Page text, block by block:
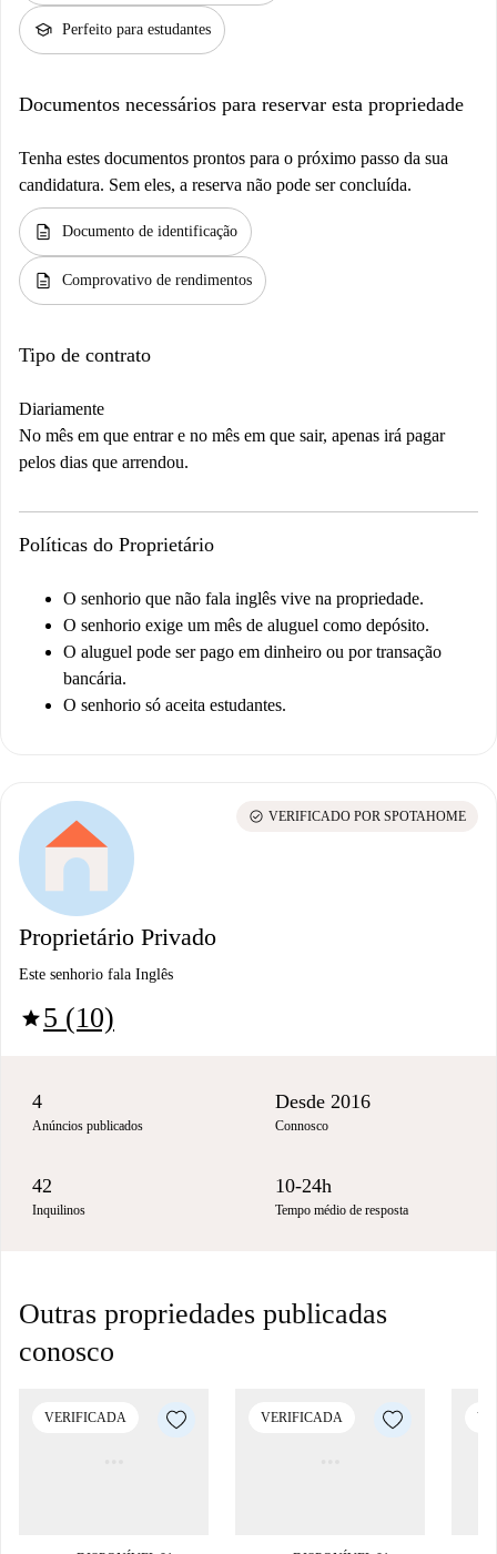
school Perfeito para estudantes
Documentos necessários para reservar esta propriedade
Tenha estes documentos prontos para o próximo passo da sua
candidatura. Sem eles, a reserva não pode ser concluída.
description Documento de identificação
description Comprovativo de rendimentos
Tipo de contrato
Diariamente
No mês em que entrar e no mês em que sair, apenas irá pagar
pelos dias que arrendou.
Políticas do Proprietário
O senhorio que não fala inglês vive na propriedade.
O senhorio exige um mês de aluguel como depósito.
O aluguel pode ser pago em dinheiro ou por transação
bancária.
O senhorio só aceita estudantes.
Proprietário Privado
Este senhorio fala Inglês
star5 (10)
check_circle VERIFICADO POR SPOTAHOME
4
Anúncios publicados
Desde 2016
Connosco
42
Inquilinos
10-24h
Tempo médio de resposta
Outras propriedades publicadas
conosco
VERIFICADA VERIFICADA